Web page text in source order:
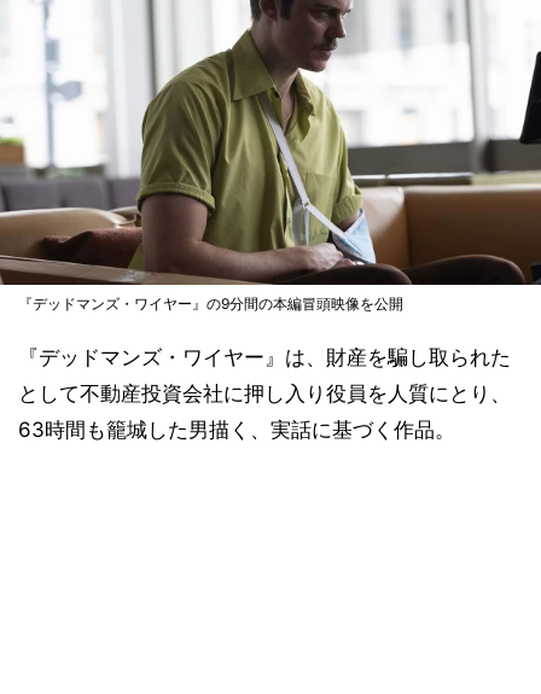
『デッドマンズ・ワイヤー』の9分間の本編冒頭映像を公開
『デッドマンズ・ワイヤー』は、財産を騙し取られた
として不動産投資会社に押し入り役員を人質にとり、
63時間も籠城した男描く、実話に基づく作品。